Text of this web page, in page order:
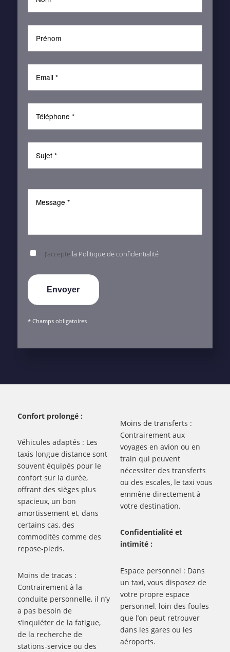
J’accepte la Politique de confidentialité
* Champs obligatoires
Confort prolongé :
Véhicules adaptés : Les
taxis longue distance sont
souvent équipés pour le
confort sur la durée,
offrant des sièges plus
spacieux, un bon
amortissement et, dans
certains cas, des
commodités comme des
repose-pieds.
Moins de tracas :
Contrairement à la
conduite personnelle, il n’y
a pas besoin de
s’inquiéter de la fatigue,
de la recherche de
stations-service ou des
Moins de transferts :
Contrairement aux
voyages en avion ou en
train qui peuvent
nécessiter des transferts
ou des escales, le taxi vous
emmène directement à
votre destination.
Confidentialité et
intimité :
Espace personnel : Dans
un taxi, vous disposez de
votre propre espace
personnel, loin des foules
que l’on peut retrouver
dans les gares ou les
aéroports.